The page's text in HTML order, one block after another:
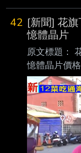
42 [新聞] 花
憶體晶片
原文標題：
憶體晶片價
結： https://
market-
2026-8-7 下
（Micron
下調至1,150